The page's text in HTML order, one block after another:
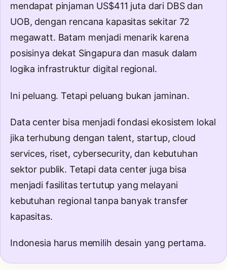
mendapat pinjaman US$411 juta dari DBS dan
UOB, dengan rencana kapasitas sekitar 72
megawatt. Batam menjadi menarik karena
posisinya dekat Singapura dan masuk dalam
logika infrastruktur digital regional.
Ini peluang. Tetapi peluang bukan jaminan.
Data center bisa menjadi fondasi ekosistem lokal
jika terhubung dengan talent, startup, cloud
services, riset, cybersecurity, dan kebutuhan
sektor publik. Tetapi data center juga bisa
menjadi fasilitas tertutup yang melayani
kebutuhan regional tanpa banyak transfer
kapasitas.
Indonesia harus memilih desain yang pertama.